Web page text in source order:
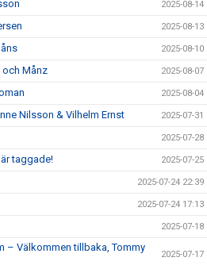
2025-08-14
2025-08-13
2025-08-10
och Månz 2025-08-07
2025-08-04
Nilsson & Vilhelm Ernst 2025-07-31
2025-07-28
taggade! 2025-07-25
2025-07-24 22:39
2025-07-24 17:13
2025-07-18
– Välkommen tillbaka, Tommy
2025-07-17